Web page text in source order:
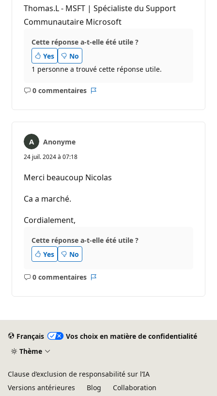
Thomas.L - MSFT | Spécialiste du Support
Communautaire Microsoft
Cette réponse a-t-elle été utile ?
Yes
No
1 personne a trouvé cette réponse utile.
0 commentaires
Aucun
Anonyme
24 juil. 2024 à 07:18
Merci beaucoup Nicolas
Ca a marché.
Cordialement,
Cette réponse a-t-elle été utile ?
Yes
No
0 commentaires
Aucun
Français
Vos choix en matière de confidentialité
Thème
Clause d’exclusion de responsabilité sur l’IA
Versions antérieures
Blog Collaboration